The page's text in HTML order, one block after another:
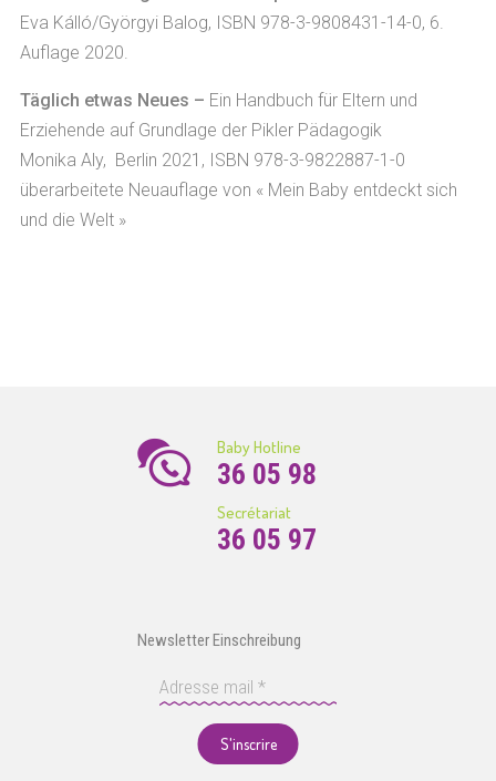
Eva Kálló/Györgyi Balog, ISBN 978-3-9808431-14-0, 6.
Auflage 2020.
Täglich etwas Neues – Ein Handbuch für Eltern und
Erziehende auf Grundlage der Pikler Pädagogik
Monika Aly, Berlin 2021, ISBN 978-3-9822887-1-0
überarbeitete Neuauflage von « Mein Baby entdeckt sich
und die Welt »
Baby Hotline
36 05 98
Secrétariat
36 05 97
Newsletter Einschreibung
S'inscrire